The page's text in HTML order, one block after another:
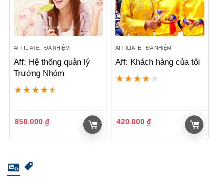
AFFILIATE - ĐA NHIỆM
Aff: Hệ thống quản lý
Trưởng Nhóm
★ ★ ★ ★ ★
850.000 ₫
AFFILIATE - ĐA NHIỆM
Aff: Khách hàng của tôi
★ ★ ★ ★ ★
420.000 ₫